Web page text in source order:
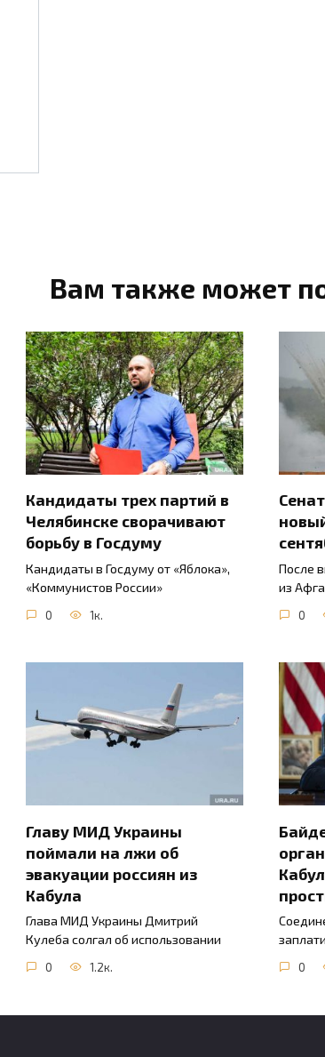
Вам также может
Кандидаты трех партий в
Челябинске сворачивают
борьбу в Госдуму
Кандидаты в Госдуму от «Яблока»,
«Коммунистов России»
0 1к.
После
из
0
Главу МИД Украины
поймали на лжи об
эвакуации россиян из
Кабула
Глава МИД Украины Дмитрий
Кулеба солгал об использовании
0 1.2к. 0